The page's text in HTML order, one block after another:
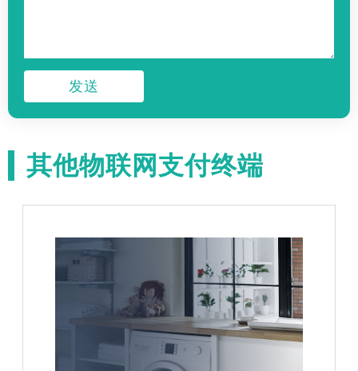
发送
其他物联网支付终端